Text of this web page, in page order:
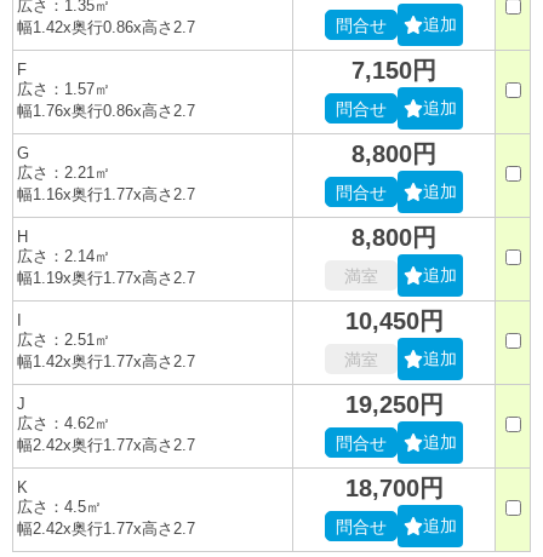
広さ：1.35㎡
幅1.42x奥行0.86x高さ2.7
問合せ 追加
F
広さ：1.57㎡
幅1.76x奥行0.86x高さ2.7
7,150円
問合せ 追加
G
広さ：2.21㎡
幅1.16x奥行1.77x高さ2.7
8,800円
問合せ 追加
H
広さ：2.14㎡
幅1.19x奥行1.77x高さ2.7
8,800円
満室 追加
広さ：2.51㎡
幅1.42x奥行1.77x高さ2.7
10,450円
満室 追加
J
広さ：4.62㎡
幅2.42x奥行1.77x高さ2.7
19,250円
問合せ 追加
K
広さ：4.5㎡
幅2.42x奥行1.77x高さ2.7
18,700円
問合せ 追加